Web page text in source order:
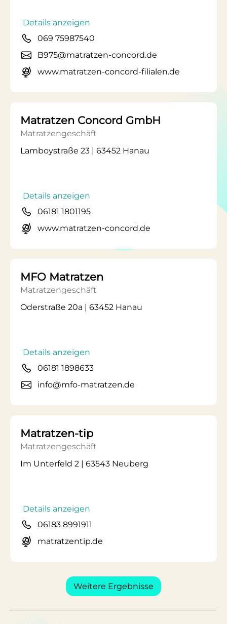
Details anzeigen
069 75987540
B975@matratzen-concord.de
www.matratzen-concord-filialen.de
Matratzen Concord GmbH
Matratzengeschäft
Lamboystraße 23 | 63452 Hanau
Details anzeigen
06181 1801195
www.matratzen-concord.de
MFO Matratzen
Matratzengeschäft
Oderstraße 20a | 63452 Hanau
Details anzeigen
06181 1898633
info@mfo-matratzen.de
Matratzen-tip
Matratzengeschäft
Im Unterfeld 2 | 63543 Neuberg
Details anzeigen
06183 8991911
matratzentip.de
Weitere Ergebnisse